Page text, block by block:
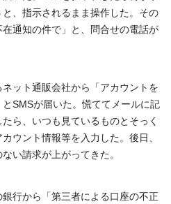
、指示されるまま操作した。その
通知の件で」と、問合せの電話が
ット通販会社から「アカウントを
SMSが届いた。慌ててメールに記
ら、いつも見ているものとそっく
ウント情報等を入力した。後日、
い請求が上がってきた。
行から「第三者による口座の不正